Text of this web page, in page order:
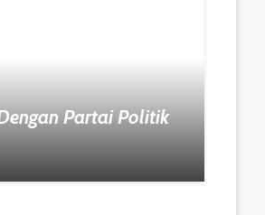
Partai Politik